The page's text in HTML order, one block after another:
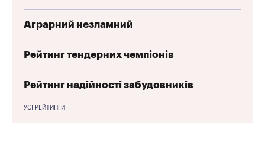
Аграрний незламний
Рейтинг тендерних чемпіонів
Рейтинг надійності забудовників
УСІ РЕЙТИНГИ